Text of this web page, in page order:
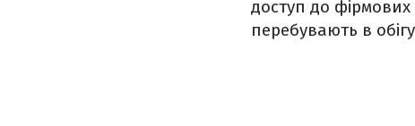
доступ до фірмових
перебувають в